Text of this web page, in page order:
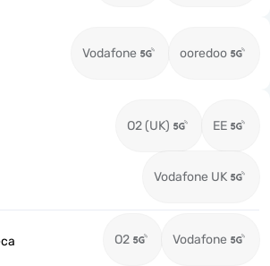
Vodafone ooredoo
O2 (UK) EE
Vodafone UK
O2 Vodafone